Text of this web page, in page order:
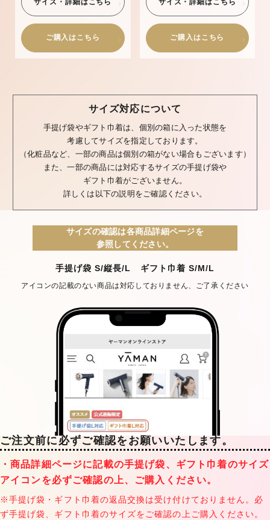
ご購入はこちら ご購入はこちら
サイズ対応について
手提げ袋やギフト巾着は、個別の箱に入った状態を
考慮してサイズを指定しております。
（化粧品など、一部の商品は個別の箱がない場合もございます）
また、一部の商品には対応するサイズの手提げ袋や
ギフト巾着がございません。
詳しくは以下の説明をご確認ください。
サイズの確認は各商品詳細ページを
参照してください。
手提げ袋 S/縦長/L ギフト巾着 S/M/L
アイコンの記載のない商品は対応しておりません、ご了承ください
ご注文前に必ずご確認をお願いいたします。
・商品詳細ページに記載の手提げ袋、ギフト巾着のサイズ
アイコンを必ずご確認の上、ご購入ください。
※手提げ袋・ギフト巾着の返品交換は受け付けておりません。必
ず手提げ袋、ギフト巾着のサイズをご確認の上ご購入ください。